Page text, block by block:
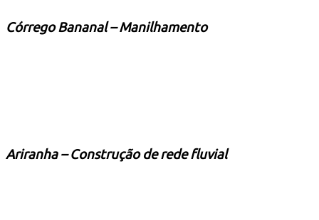
Córrego Bananal – Manilhamento
Ariranha – Construção de rede fluvial